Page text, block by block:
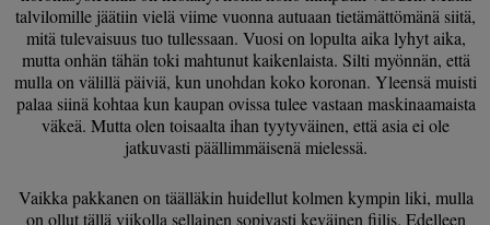
talvilomille jäätiin vielä viime vuonna autuaan tietämättömänä siitä,
mitä tulevaisuus tuo tullessaan. Vuosi on lopulta aika lyhyt aika,
mutta onhän tähän toki mahtunut kaikenlaista. Silti myönnän, että
mulla on välillä päiviä, kun unohdan koko koronan. Yleensä muisti
palaa siinä kohtaa kun kaupan ovissa tulee vastaan maskinaamaista
väkeä. Mutta olen toisaalta ihan tyytyväinen, että asia ei ole
jatkuvasti päällimmäisenä mielessä.
Vaikka pakkanen on täälläkin huidellut kolmen kympin liki, mulla
on ollut tällä viikolla sellainen sopivasti keväinen fiilis. Edelleen